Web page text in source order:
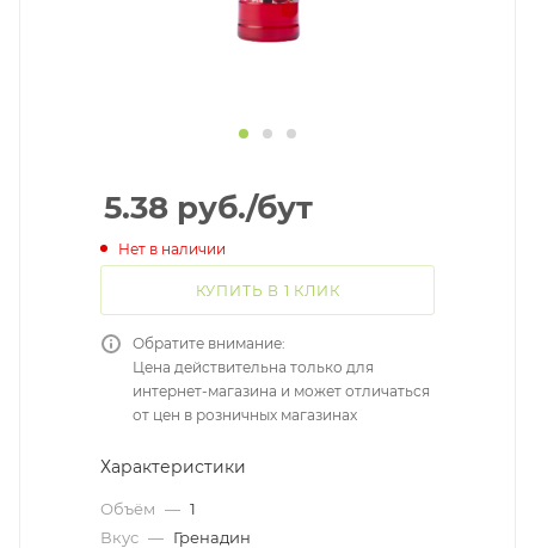
5.38 руб./бут
Нет в наличии
КУПИТЬ В 1 КЛИК
Обратите внимание:
Цена действительна только для
интернет-магазина и может отличаться
от цен в розничных магазинах
Характеристики
Объём — 1
Вкус — Гренадин